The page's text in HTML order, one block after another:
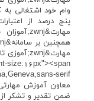
پنج درصد از
size:16px"><span
معاون آموزش